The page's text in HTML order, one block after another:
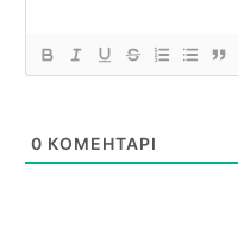
0 КОМЕНТАРІ